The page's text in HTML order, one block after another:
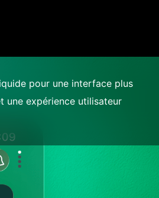
pour une interface plus
une expérience utilisateur